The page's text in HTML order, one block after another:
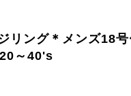
リング＊メンズ18
～40's